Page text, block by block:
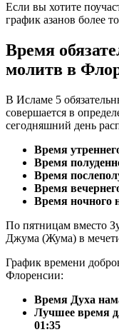
Если вы хотите
график азанов более
Время
молитв в
В Исламе 5
совершается в
сегодняшний день
Время
Время
Время
Время
Время ночного
По пятницам вместо
Джума (Жума) в
График времени
Флоренсии:
Время Духа
Лучшее время
01:35